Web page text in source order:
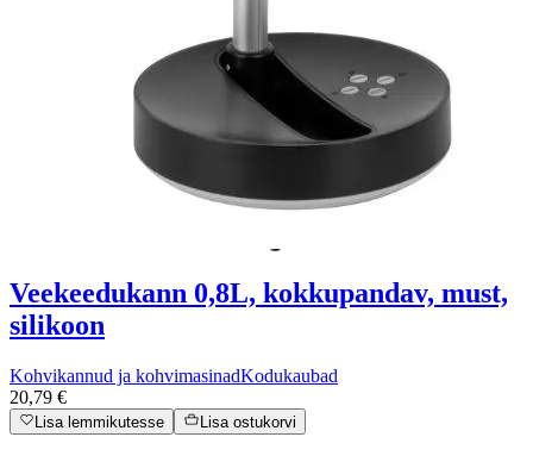
Veekeedukann 0,8L, kokkupandav, must,
silikoon
Kohvikannud ja kohvimasinadKodukaubad
20,79 €
Lisa lemmikutesse Lisa ostukorvi